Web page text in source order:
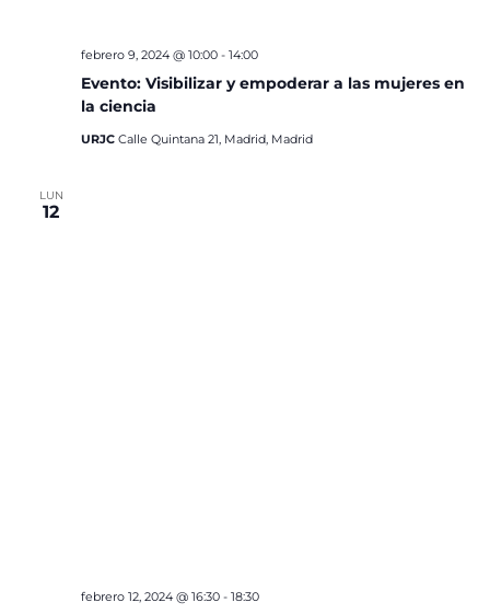
Evento: Visibilizar y empoderar a las mujeres en
la ciencia
febrero 9, 2024 @ 10:00- 14:00
URJC Calle Quintana 21, Madrid, Madrid
LUN
12
febrero 12, 2024 @ 16:30- 18:30